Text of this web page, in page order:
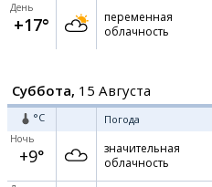
День
+17°
переменная
облачность
Суббота, 15 Августа
°C Погода
Ночь
+9°
значительная
облачность